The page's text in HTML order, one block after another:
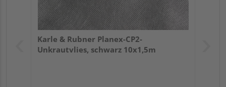
Karle & Rubner Planex-CP2-
Unkrautvlies, schwarz 10x1,5m